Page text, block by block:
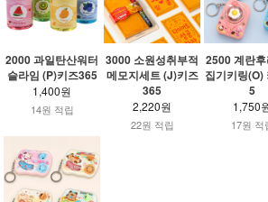
2000 과일탄산워터
슬라임 (P)키즈365
1,400원
14원 적립
3000 소원성취부적
메모지세트 (J)키즈
365
2,220원
22원 적립
2500 계란
집기키링(O)
5
1,750
17원 적